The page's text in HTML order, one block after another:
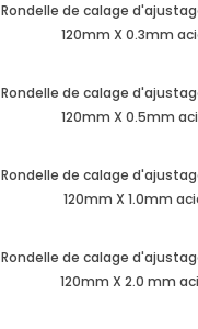
Rondelle de calage
120mm X 0.3mm
Rondelle de calage
120mm X 0.5mm
Rondelle de calage
120mm X 1.0mm
Rondelle de calage
120mm X 2.0 mm